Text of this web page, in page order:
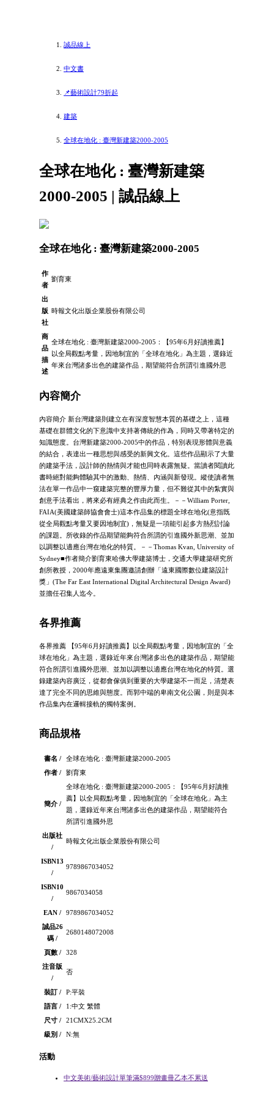
誠品線上
中文書
📌藝術設計79折起
建築
全球在地化 : 臺灣新建築2000-2005
全球在地化 : 臺灣新建築
2000-2005 | 誠品線上
全球在地化 : 臺灣新建築2000-2005
作
者
劉育東
出
版
社
時報文化出版企業股份有限公司
商
品
描
述
全球在地化 : 臺灣新建築2000-2005：【95年6月好讀推薦】
以全局觀點考量，因地制宜的「全球在地化」為主題，選錄近
年來台灣諸多出色的建築作品，期望能符合所謂引進國外思
內容簡介
內容簡介 新台灣建築則建立在有深度智慧本質的基礎之上，這種
基礎在群體文化的下意識中支持著傳統的作為，同時又帶著特定的
知識態度。台灣新建築2000-2005中的作品，特別表現形體與意義
的結合，表達出一種思想與感受的新興文化。這些作品顯示了大量
的建築手法，設計師的熱情與才能也同時表露無疑。當讀者閱讀此
書時絕對能夠體驗其中的激動、熱情、內涵與新發現。縱使讀者無
法在單一作品中一窺建築完整的豐厚力量，但不難從其中的紮實與
創意手法看出，將來必有經典之作由此而生。－－William Porter,
FAIA(美國建築師協會會士)這本作品集的標題全球在地化(意指既
從全局觀點考量又要因地制宜)，無疑是一項能引起多方熱烈討論
的課題。所收錄的作品期望能夠符合所謂的引進國外新思潮、並加
以調整以適應台灣在地化的特質。－－Thomas Kvan, University of
Sydney■作者簡介劉育東哈佛大學建築博士，交通大學建築研究所
創所教授，2000年應遠東集團邀請創辦「遠東國際數位建築設計
獎」(The Far East International Digital Architectural Design Award)
並擔任召集人迄今。
各界推薦
各界推薦 【95年6月好讀推薦】以全局觀點考量，因地制宜的「全
球在地化」為主題，選錄近年來台灣諸多出色的建築作品，期望能
符合所謂引進國外思潮、並加以調整以適應台灣在地化的特質。選
錄建築內容廣泛，從都會傢俱到重要的大學建築不一而足，清楚表
達了完全不同的思維與態度。而郭中端的卑南文化公園，則是與本
作品集內在邏輯接軌的獨特案例。
商品規格
書名 /
全球在地化 : 臺灣新建築2000-2005
作者 /
劉育東
簡介 /
全球在地化 : 臺灣新建築2000-2005：【95年6月好讀推
薦】以全局觀點考量，因地制宜的「全球在地化」為主
題，選錄近年來台灣諸多出色的建築作品，期望能符合
所謂引進國外思
出版社
/
時報文化出版企業股份有限公司
ISBN13
/
9789867034052
ISBN10
/
9867034058
EAN /
9789867034052
誠品26
碼 /
2680148072008
頁數 /
328
注音版
/
否
裝訂 /
P:平裝
語言 /
1:中文 繁體
尺寸 /
21CMX25.2CM
級別 /
N:無
活動
中文美術/藝術設計單筆滿$899贈畫冊乙本不累送